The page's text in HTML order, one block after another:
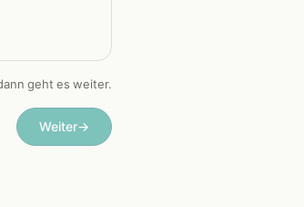
geht es weiter.
Weiter→